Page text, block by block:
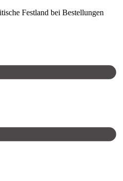
Festland bei Bestellungen